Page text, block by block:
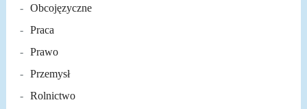
Obcojęzyczne
Praca
Prawo
Przemysł
Rolnictwo